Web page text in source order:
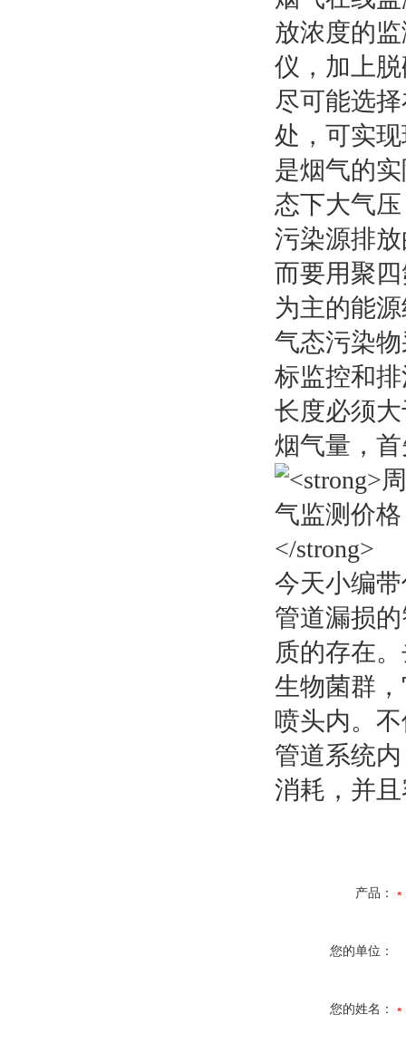
放浓度的
仪，加上
尽可能选
处，可实
是烟气的
态下大气
污染源排
而要用聚
为主的能
气态污染
标监控和
长度必须
烟气量，
今天小编
管道漏损
质的存在
生物菌群
喷头内。
管道系统
消耗，并
产品：
您的单位：
您的姓名：